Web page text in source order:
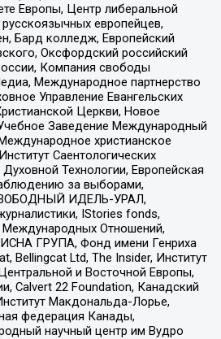
Европы, Центр либеральной
европейцев,
Бард колледж, Европейский
Оксфордский российский
Компания свободы
Международное партнерство
Управление Евангельских
Церкви, Новое
Заведение Международный
христианское
Саентологических
Технологии, Европейская
за выборами,
ИДЕЛЬ-УРАЛ,
IStories fonds,
Международных Отношений,
ГРУПА, Фонд имени Генриха
Bellingcat Ltd, The Insider, Институт
и Восточной Европы,
Calvert 22 Foundation, Канадский
Макдональда-Лорье,
федерация Канады,
научный центр им Вудро